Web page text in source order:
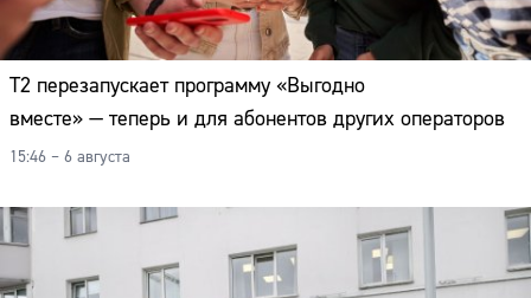
Т2 перезапускает программу «Выгодно
вместе» — теперь и для абонентов других операторов
15:46 – 6 августа